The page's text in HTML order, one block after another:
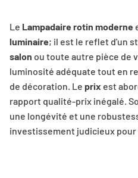
Le Lampadaire rotin moderne
luminaire; il est le reflet d'un
salon ou toute autre pièce de
luminosité adéquate tout en
de décoration. Le prix est
rapport qualité-prix inégalé.
une longévité et une
investissement judicieux